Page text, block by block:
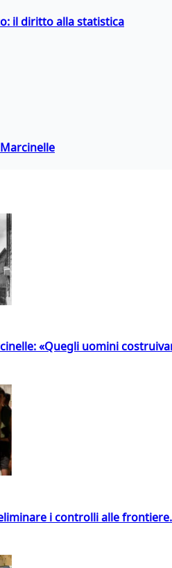
il diritto alla statistica
«Quegli uomini
i controlli alle